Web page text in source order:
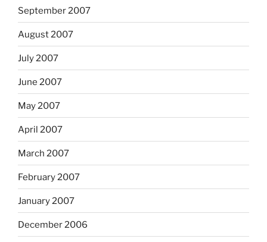
September 2007
August 2007
July 2007
June 2007
May 2007
April 2007
March 2007
February 2007
January 2007
December 2006